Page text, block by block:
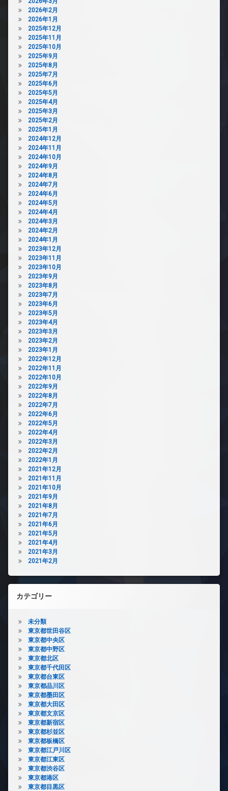
2026年2月
2026年1月
2025年12月
2025年11月
2025年10月
2025年9月
2025年8月
2025年7月
2025年6月
2025年5月
2025年4月
2025年3月
2025年2月
2025年1月
2024年12月
2024年11月
2024年10月
2024年9月
2024年8月
2024年7月
2024年6月
2024年5月
2024年4月
2024年3月
2024年2月
2024年1月
2023年12月
2023年11月
2023年10月
2023年9月
2023年8月
2023年7月
2023年6月
2023年5月
2023年4月
2023年3月
2023年2月
2023年1月
2022年12月
2022年11月
2022年10月
2022年9月
2022年8月
2022年7月
2022年6月
2022年5月
2022年4月
2022年3月
2022年2月
2022年1月
2021年12月
2021年11月
2021年10月
2021年9月
2021年8月
2021年7月
2021年6月
2021年5月
2021年4月
2021年3月
2021年2月
カテゴリー
未分類
東京都世田谷区
東京都中央区
東京都中野区
東京都北区
東京都千代田区
東京都台東区
東京都品川区
東京都墨田区
東京都大田区
東京都文京区
東京都新宿区
東京都杉並区
東京都板橋区
東京都江戸川区
東京都江東区
東京都渋谷区
東京都港区
東京都目黒区